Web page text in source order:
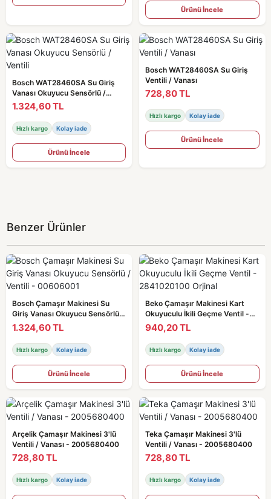
Ürünü İncele
Bosch WAT28460SA Su Giriş
Vanası Okuyucu Sensörlü /
Ventili
1.324,60 TL
Hızlı kargo Kolay iade
Ürünü İncele
Bosch WAT28460SA Su Giriş
Ventili / Vanası
728,80 TL
Hızlı kargo Kolay iade
Ürünü İncele
Benzer Ürünler
Bosch Çamaşır Makinesi Su
Giriş Vanası Okuyucu Sensörlü /
Ventili - 00606001
1.324,60 TL
Hızlı kargo Kolay iade
Ürünü İncele
Beko Çamaşır Makinesi Kart
Okuyuculu İkili Geçme Ventil -
2841020100 Orjinal
940,20 TL
Hızlı kargo Kolay iade
Ürünü İncele
Arçelik Çamaşır Makinesi 3'lü
Ventili / Vanası - 2005680400
728,80 TL
Hızlı kargo Kolay iade
Teka Çamaşır Makinesi 3'lü
Ventili / Vanası - 2005680400
728,80 TL
Hızlı kargo Kolay iade